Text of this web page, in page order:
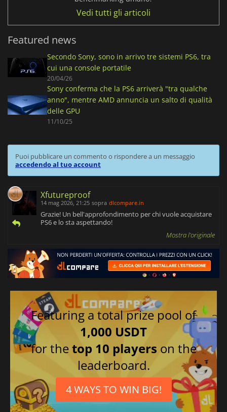
Vedi tutti gli articoli
Featured news
Secondo Sony, sono in arrivo tre sistemi PS6, tra
cui una console portatile
20/04/26
Sony conferma che la PS6 arriverà "tra qualche
anno", mentre AMD annuncia un salto di qualità
delle GPU
11/10/25
Puoi pubblicare un commento o rispondere a un messaggio
accedendo al tuo account
Xfutureproof
14 mag 2026, 21:25 sopra dlcompare.in
Grazie! Un bell'approfondimento per chi vuole acquistare
PS6 e lo sta aspettando!
Mostra l'originale
Featuring a total prize pool of
1,000 USDT
for thetop 10 players on the
leaderboard.
4 WAYS TO WIN BIG!